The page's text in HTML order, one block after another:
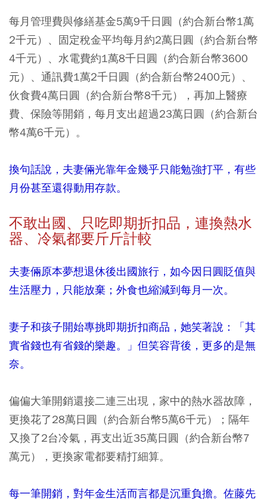
每月管理費與修繕基金5萬9千日圓（約合新台幣1萬
2千元）、固定稅金平均每月約2萬日圓（約合新台幣
4千元）、水電費約1萬8千日圓（約合新台幣3600
元）、通訊費1萬2千日圓（約合新台幣2400元）、
伙食費4萬日圓（約合新台幣8千元），再加上醫療
費、保險等開銷，每月支出超過23萬日圓（約合新台
幣4萬6千元）。
換句話說，夫妻倆光靠年金幾乎只能勉強打平，有些
月份甚至還得動用存款。
不敢出國、只吃即期折扣品，連換熱水
器、冷氣都要斤斤計較
夫妻倆原本夢想退休後出國旅行，如今因日圓貶值與
生活壓力，只能放棄；外食也縮減到每月一次。
妻子和孩子開始專挑即期折扣商品，她笑著說：「其
實省錢也有省錢的樂趣。」但笑容背後，更多的是無
奈。
偏偏大筆開銷還接二連三出現，家中的熱水器故障，
更換花了28萬日圓（約合新台幣5萬6千元）；隔年
又換了2台冷氣，再支出近35萬日圓（約合新台幣7
萬元），更換家電都要精打細算。
每一筆開銷，對年金生活而言都是沉重負擔。佐藤先